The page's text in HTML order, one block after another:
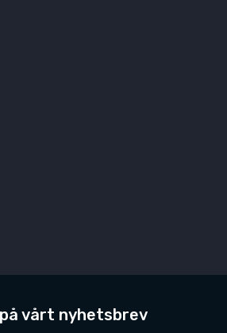
vårt nyhetsbrev